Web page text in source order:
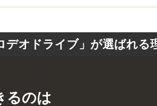
デオドライブ」が選ばれる
るのは